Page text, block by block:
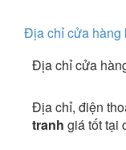
Địa chỉ cửa hàng
Địa chỉ cửa
Địa chỉ, điện
tranh giá tốt tại